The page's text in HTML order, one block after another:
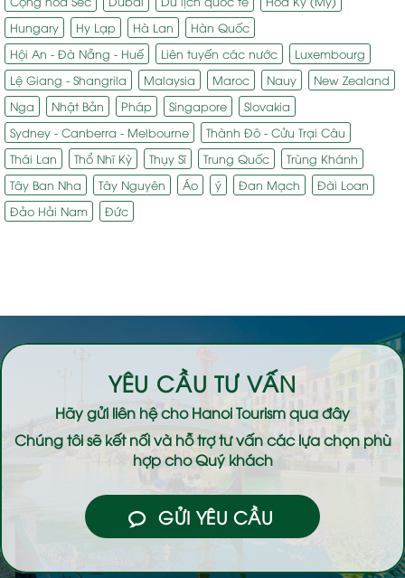
Hungary
Hy Lạp Hà Lan
Hàn Quốc
Hội An - Đà Nẵng - Huế
Liên tuyến các nước
Luxembourg
Lệ Giang - Shangrila
Malaysia Maroc Nauy
New Zealand
Nga
Nhật Bản Pháp Singapore
Slovakia
Sydney - Canberra - Melbourne
Thành Đô - Cửu Trại Câu
Thái Lan
Thổ Nhĩ Kỳ Thụy Sĩ Trung Quốc
Trùng Khánh
Tây Ban Nha
Tây Nguyên Áo ý Đan Mạch
Đài Loan
Đảo Hải Nam
Đức
YÊU CẦU TƯ VẤN
Hãy gửi liên hệ choHanoi Tourismqua đây
Chúng tôi sẽ kết nối và hỗ trợ tư vấn các lựa chọn phù
hợp cho Quý khách
GỬI YÊU CẦU